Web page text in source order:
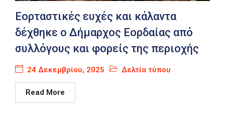
Καιρός
Εορταστικές ευχές και κάλαντα
δέχθηκε ο Δήμαρχος Εορδαίας από
συλλόγους και φορείς της περιοχής
24 Δεκεμβρίου, 2025 Δελτία τύπου
Read More